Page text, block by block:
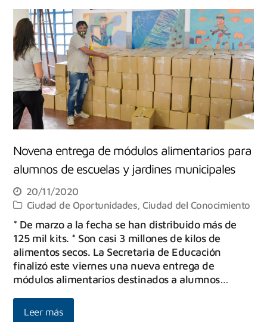
Novena entrega de módulos alimentarios para
alumnos de escuelas y jardines municipales
20/11/2020
Ciudad de Oportunidades ,Ciudad del Conocimiento
* De marzo a la fecha se han distribuido más de
125 mil kits. * Son casi 3 millones de kilos de
alimentos secos. La Secretaria de Educación
finalizó este viernes una nueva entrega de
módulos alimentarios destinados a alumnos…
Leer más